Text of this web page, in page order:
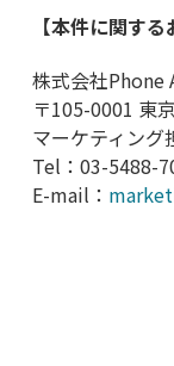
【本件に関す
株式会社Phone
〒105-0001 東
マーケティング
Tel：03-5488-
E-mail：